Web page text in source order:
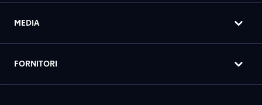
MEDIA
FORNITORI